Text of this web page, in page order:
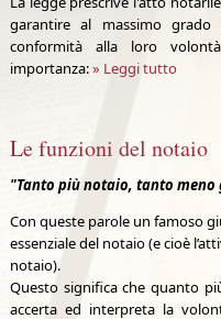
garantire al massimo
conformità alla loro
importanza:» Leggi tutto
Le funzioni del notaio
"Tanto più notaio, tanto meno
Con queste parole un famoso
essenziale del notaio (e cioè
notaio).
Questo significa che quanto
accerta ed interpreta la